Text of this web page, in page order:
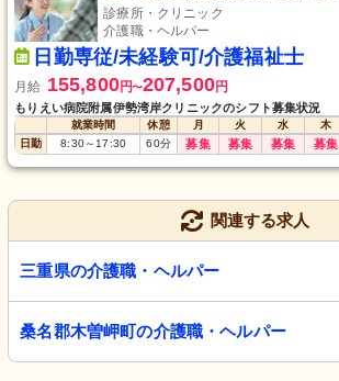
診療所・クリニック
介護職・ヘルパー
日勤専従/未経験可/介護福祉士
月給 155,800円〜207,500円
もりえい病院附属伊勢湾岸クリニックのシフト募集状況
就業時間 休憩 月 火 水 木
日勤
8:30～ 17:30 60分 募集 募集 募集 募集
関連する求人
三重県の介護職・ヘルパー
桑名郡木曽岬町の介護職・ヘルパー